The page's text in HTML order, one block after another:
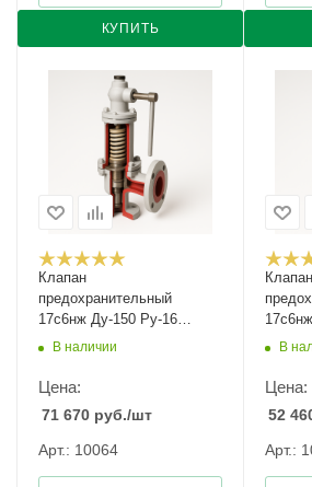
КУПИТЬ
Клапан
предохранительный
17с6нж Ду-150 Ру-16
Рн-12...16
В наличии
Цена:
71 670 руб./шт
Арт.: 10064
Клапан
Рн-
В
Цена:
52
Арт.: